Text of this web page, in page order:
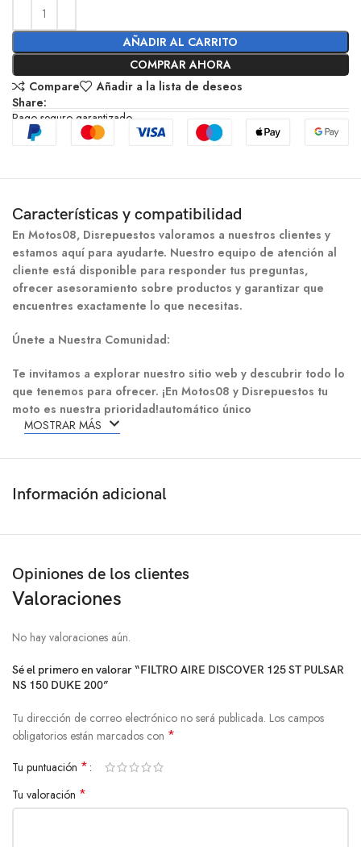
AÑADIR AL CARRITO
COMPRAR AHORA
Compare
Añadir a la lista de deseos
Share:
Pago seguro garantizado
Características y compatibilidad
En Motos08, Disrepuestos valoramos a nuestros clientes y
estamos aquí para ayudarte. Nuestro equipo de atención al
cliente está disponible para responder tus preguntas,
ofrecer asesoramiento sobre productos y garantizar que
encuentres exactamente lo que necesitas.
Únete a Nuestra Comunidad:
Te invitamos a explorar nuestro sitio web y descubrir todo lo
que tenemos para ofrecer. ¡En Motos08 y Disrepuestos tu
moto es nuestra prioridad!automático único
MOSTRAR MÁS
Información adicional
Opiniones de los clientes
Valoraciones
No hay valoraciones aún.
Sé el primero en valorar “FILTRO AIRE DISCOVER 125 ST PULSAR
NS 150 DUKE 200”
Tu dirección de correo electrónico no será publicada. Los campos
obligatorios están marcados con *
Tu puntuación *
Tu valoración *